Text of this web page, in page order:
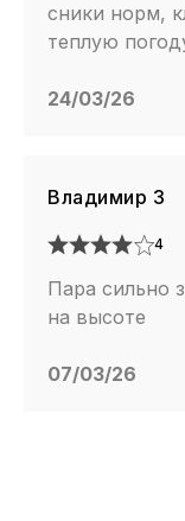
сники норм,
теплую
24/03/26
Владимир З
4
Пара сильно
на высоте
07/03/26